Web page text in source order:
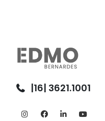
|16| 3621.1001